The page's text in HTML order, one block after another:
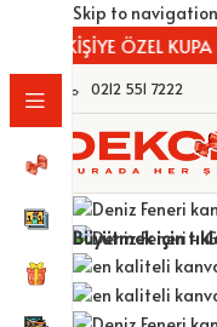
Skip to navigation
KİŞİYE ÖZEL KUPA
0212 551 7222
Büyütmek için